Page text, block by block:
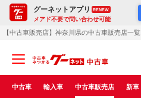
グーネットアプリ RENEW
メアド不要で問い合わせ可能
【中古車販売店】神奈川県の中古車販売店一覧
中古車 輸入車 中古車販売店 新車